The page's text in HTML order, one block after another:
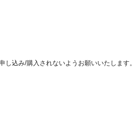
込み/購入されないようお願いいたします。